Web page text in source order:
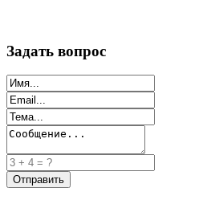
Задать вопрос